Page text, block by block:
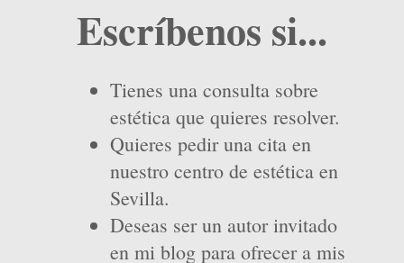
Escríbenos si...
Tienes una consulta sobre
estética que quieres resolver.
Quieres pedir una cita en
nuestro centro de estética en
Sevilla.
Deseas ser un autor invitado
en mi blog para ofrecer a mis